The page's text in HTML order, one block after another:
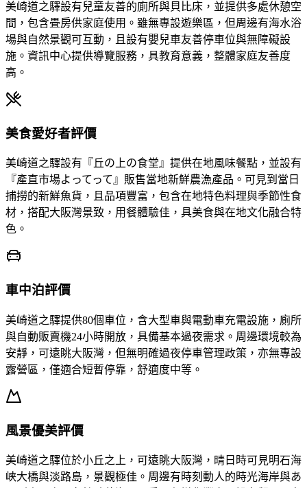
美崎道之驛設有兒童友善的廁所與貝比床，並提供多處休憩空
間，包含畳房供家庭使用。雖無專設遊樂區，但周邊有海水浴
場與自然景觀可互動，且設有嬰兒車友善停車位與無障礙設
施。資訊中心提供導覽服務，具教育意義，整體家庭友善度
高。
美食愛好者評價
美崎道之驛設有『丘の上の食堂』提供在地風味餐點，並設有
『產直市場よってって』販售當地新鮮農漁產品。可見到當日
捕撈的新鮮魚貨，且品項豐富，包含在地特色料理與季節性食
材，搭配大阪灣景致，用餐體驗佳，具美食與在地文化融合特
色。
車中泊評價
美崎道之驛提供80個車位，含大型車與電動車充電設施，廁所
與自動販賣機24小時開放，具備基本過夜需求。周邊環境較為
安靜，可遠眺大阪灣，但無明確過夜停車管理政策，亦無專設
露營區，僅適合短暫停靠，舒適度中等。
風景優美評價
美崎道之驛位於小丘之上，可遠眺大阪灣，晴日時可見明石海
峡大橋與淡路島，景觀極佳。周邊有時刻動人的時光海岸與あ